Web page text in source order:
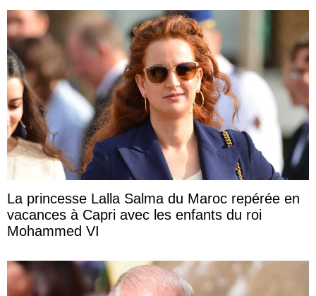
La princesse Lalla Salma du Maroc repérée en
vacances à Capri avec les enfants du roi
Mohammed VI